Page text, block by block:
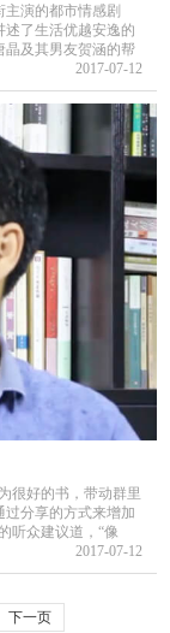
演的都市情感剧
述了生活优越安逸的
晶及其男友贺涵的帮
2017-07-12
很好的书，带动群里
分享的方式来增加
听众建议道，“像
2017-07-12
下一页